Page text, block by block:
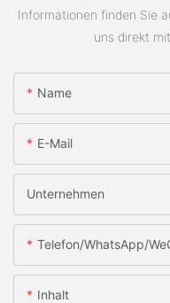
Informationen finden Sie
uns direkt
Name
E-Mail
Unternehmen
Telefon/WhatsApp/
Inhalt